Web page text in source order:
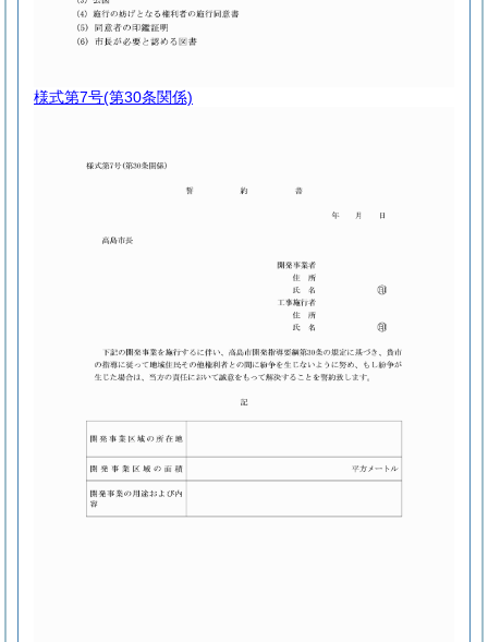
様式第7号(第30条関係)